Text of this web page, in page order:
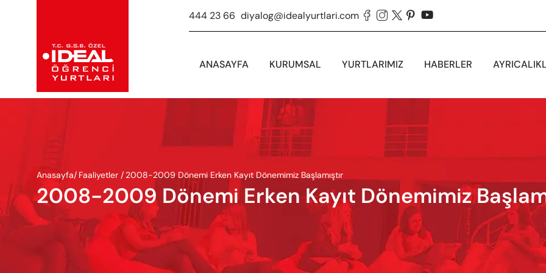
444 23 66 diyalog@idealyurtlari.com     
ANASAYFA KURUMSAL YURTLARIMIZ HABERLER
Anasayfa/ Faaliyetler / 2008-2009 Dönemi Erken Kayıt Dönemimiz Başlamıştır
2008-2009 Dönemi Erken Kayıt Dönemimiz